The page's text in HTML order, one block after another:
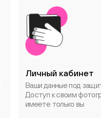
Личный кабинет
Ваши данные под
Доступ к своим
имеете только вы